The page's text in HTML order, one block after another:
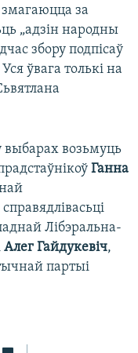
за
„адзін народны
збору подпісаў
ўвага толькі на
выбарах возьмуць
Ганна
Лібэральна-
Алег Гайдукевіч,
партыі